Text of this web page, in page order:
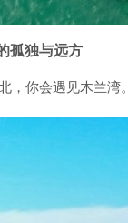
孤独与远方
，你会遇见木兰湾。